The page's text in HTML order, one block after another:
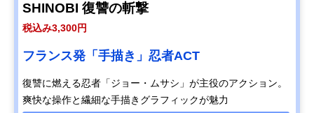
SHINOBI 復讐の斬撃
税込み3,300円
フランス発「手描き」忍者ACT
復讐に燃える忍者「ジョー・ムサシ」が主役のアクション。
爽快な操作と繊細な手描きグラフィックが魅力